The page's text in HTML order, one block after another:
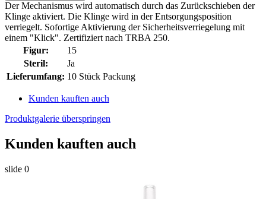
Der Mechanismus wird automatisch durch das Zurückschieben der
Klinge aktiviert. Die Klinge wird in der Entsorgungsposition
verriegelt. Sofortige Aktivierung der Sicherheitsverriegelung mit
einem "Klick". Zertifiziert nach TRBA 250.
Figur:
15
Steril:
Ja
Lieferumfang: 10 Stück Packung
Kunden kauften auch
Produktgalerie überspringen
Kunden kauften auch
slide 0